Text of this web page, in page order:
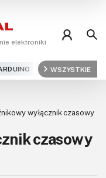
elektroniki
ARM AUDIO
WSZYSTKIE
wyłącznik czasowy
czasowy